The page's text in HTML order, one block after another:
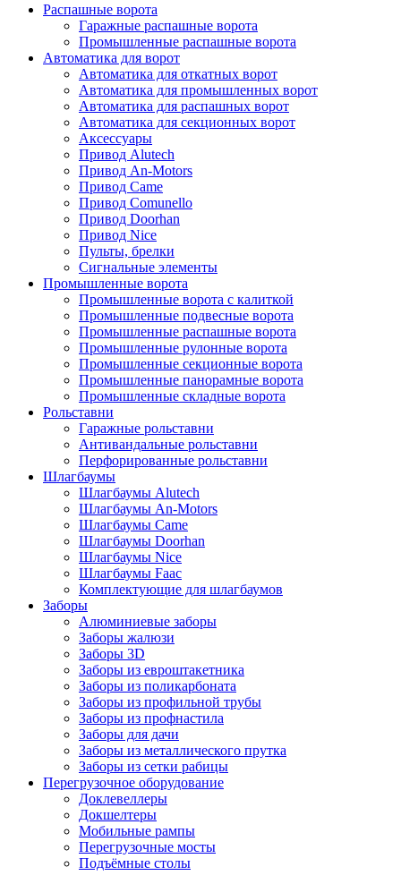
Распашные ворота
Гаражные распашные ворота
Промышленные распашные ворота
Автоматика для ворот
Автоматика для откатных ворот
Автоматика для промышленных ворот
Автоматика для распашных ворот
Автоматика для секционных ворот
Аксессуары
Привод Alutech
Привод An-Motors
Привод Came
Привод Comunello
Привод Doorhan
Привод Nice
Пульты, брелки
Сигнальные элементы
Промышленные ворота
Промышленные ворота с калиткой
Промышленные подвесные ворота
Промышленные распашные ворота
Промышленные рулонные ворота
Промышленные секционные ворота
Промышленные панорамные ворота
Промышленные складные ворота
Рольставни
Гаражные рольставни
Антивандальные рольставни
Перфорированные рольставни
Шлагбаумы
Шлагбаумы Alutech
Шлагбаумы An-Motors
Шлагбаумы Came
Шлагбаумы Doorhan
Шлагбаумы Nice
Шлагбаумы Faac
Комплектующие для шлагбаумов
Заборы
Алюминиевые заборы
Заборы жалюзи
Заборы 3D
Заборы из евроштакетника
Заборы из поликарбоната
Заборы из профильной трубы
Заборы из профнастила
Заборы для дачи
Заборы из металлического прутка
Заборы из сетки рабицы
Перегрузочное оборудование
Доклевеллеры
Докшелтеры
Мобильные рампы
Перегрузочные мосты
Подъёмные столы